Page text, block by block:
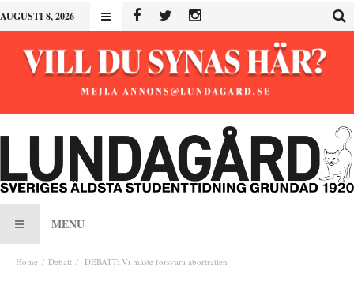
AUGUSTI 8, 2026
MENU
Home Debatt DEBATT: Vi måste försvara aborträtten